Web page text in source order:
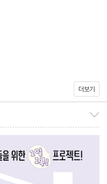
, 두뇌와 논리력이 발달하는
고 추천하고, 아이들이 열광
하고 놀지 고민하지 마세요!
장소를 콕!
더보기